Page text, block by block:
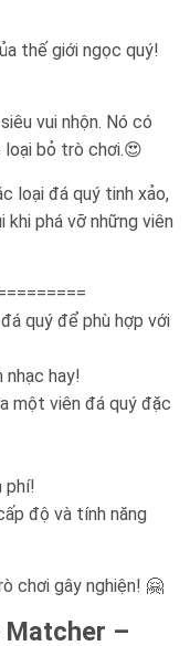
thế giới ngọc quý!
vui nhộn. Nó có
bỏ trò chơi.😍
loại đá quý tinh xảo,
phá vỡ những viên
quý để phù hợp với
nhạc hay!
một viên đá quý đặc
phí!
độ và tính năng
chơi gây nghiện! 🤗
Matcher –